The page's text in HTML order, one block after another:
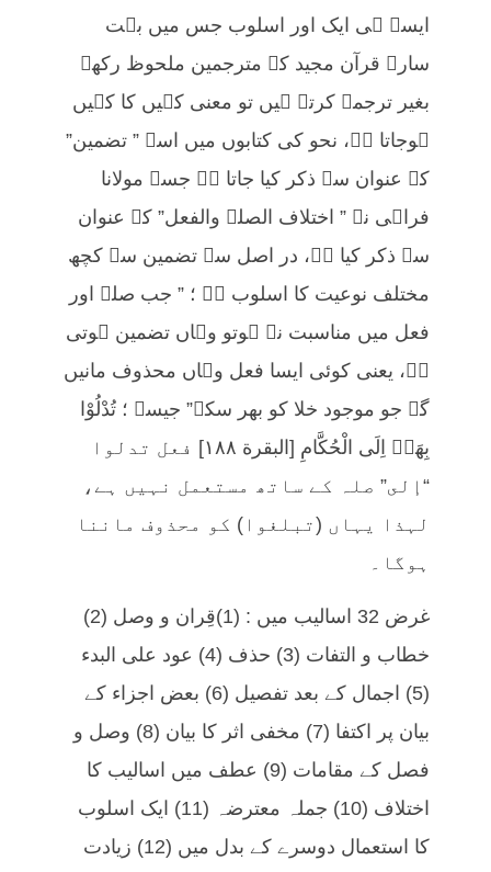
ایسے ہی ایک اور اسلوب جس میں بہت
سارے قرآن مجید کے مترجمین ملحوظ رکھے
بغیر ترجمہ کرتے ہیں تو معنی کہیں کا کہیں
ہوجاتا ہے، نحو کی کتابوں میں اسے ” تضمین”
کے عنوان سے ذکر کیا جاتا ہے جسے مولانا
فراہی نے ” اختلاف الصلۃ والفعل” کے عنوان
سے ذکر کیا ہے، در اصل سے تضمین سے کچھ
مختلف نوعیت کا اسلوب ہے ؛ ” جب صلہ اور
فعل میں مناسبت نہ ہوتو وہاں تضمین ہوتی
ہے، یعنی کوئی ایسا فعل وہاں محذوف مانیں
گے جو موجود خلا کو بھر سکے” جیسے ؛ تُدْلُوْا
بِهَاۤ اِلَى الْحُكَّامِ [البقرة ١٨٨] فعل تدلوا
“إلى” صلہ کے ساتھ مستعمل نہیں ہے،
لہذا یہاں (تبلغوا) کو محذوف ماننا
ہوگا۔
غرض 32 اسالیب میں : (1)قِران و وصل (2)
خطاب و التفات (3) حذف (4) عود علی البدء
(5) اجمال کے بعد تفصیل (6) بعض اجزاء کے
بیان پر اکتفا (7) مخفی اثر کا بیان (8) وصل و
فصل کے مقامات (9) عطف میں اسالیب کا
اختلاف (10) جملہ معترضہ (11) ایک اسلوب
کا استعمال دوسرے کے بدل میں (12) زیادت